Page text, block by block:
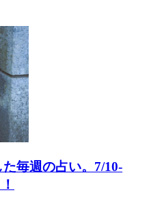
毎週の占い。7/10-